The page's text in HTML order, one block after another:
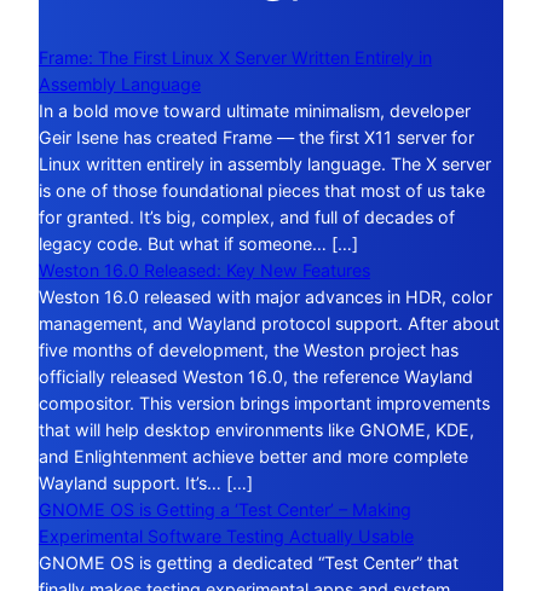
Frame: The First Linux X Server Written Entirely in
Assembly Language
In a bold move toward ultimate minimalism, developer
Geir Isene has created Frame — the first X11 server for
Linux written entirely in assembly language. The X server
is one of those foundational pieces that most of us take
for granted. It’s big, complex, and full of decades of
legacy code. But what if someone… […]
Weston 16.0 Released: Key New Features
Weston 16.0 released with major advances in HDR, color
management, and Wayland protocol support. After about
five months of development, the Weston project has
officially released Weston 16.0, the reference Wayland
compositor. This version brings important improvements
that will help desktop environments like GNOME, KDE,
and Enlightenment achieve better and more complete
Wayland support. It’s… […]
GNOME OS is Getting a ‘Test Center’ – Making
Experimental Software Testing Actually Usable
GNOME OS is getting a dedicated “Test Center” that